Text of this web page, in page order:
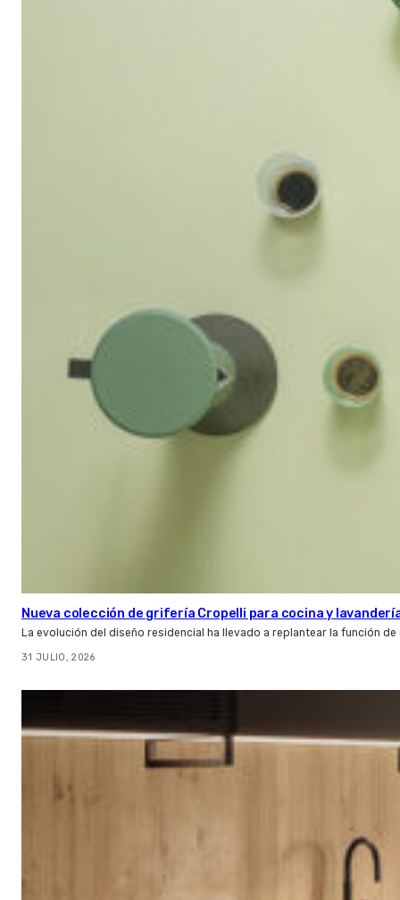
Nueva colección de grifería Cropelli para cocina y
La evolución del diseño residencial ha llevado a replantear la función
31 JULIO, 2026